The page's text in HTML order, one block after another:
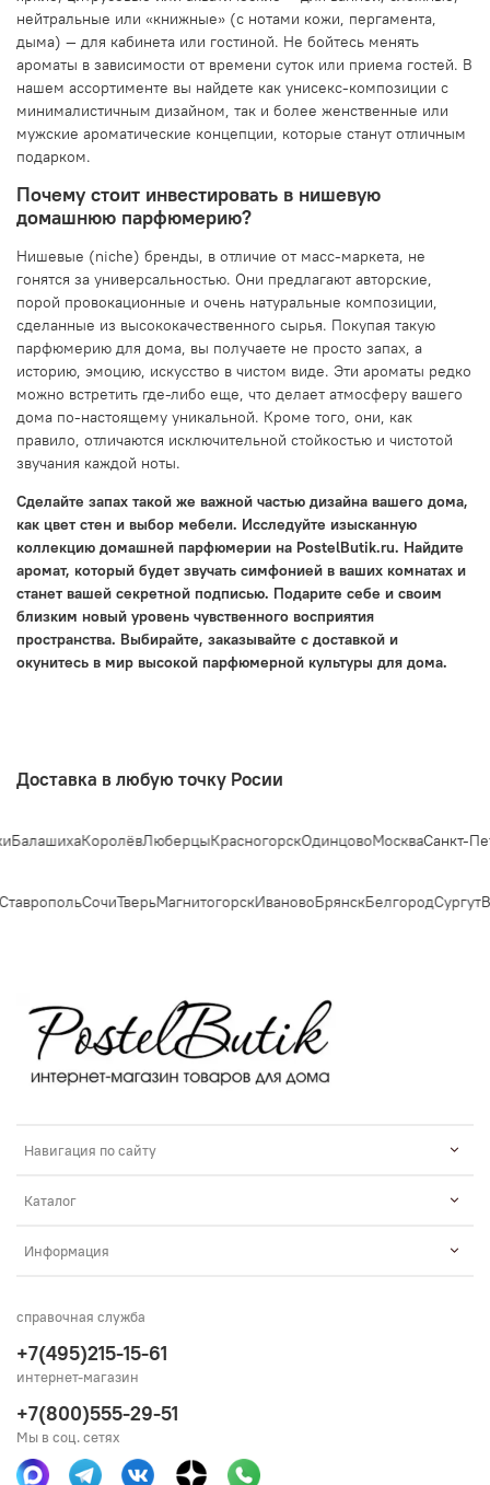
нейтральные или «книжные» (с нотами кожи, пергамента,
дыма) — для кабинета или гостиной. Не бойтесь менять
ароматы в зависимости от времени суток или приема гостей. В
нашем ассортименте вы найдете как унисекс-композиции с
минималистичным дизайном, так и более женственные или
мужские ароматические концепции, которые станут отличным
подарком.
Почему стоит инвестировать в нишевую
домашнюю парфюмерию?
Нишевые (niche) бренды, в отличие от масс-маркета, не
гонятся за универсальностью. Они предлагают авторские,
порой провокационные и очень натуральные композиции,
сделанные из высококачественного сырья. Покупая такую
парфюмерию для дома, вы получаете не просто запах, а
историю, эмоцию, искусство в чистом виде. Эти ароматы редко
можно встретить где-либо еще, что делает атмосферу вашего
дома по-настоящему уникальной. Кроме того, они, как
правило, отличаются исключительной стойкостью и чистотой
звучания каждой ноты.
Сделайте запах такой же важной частью дизайна вашего дома,
как цвет стен и выбор мебели. Исследуйте изысканную
коллекцию домашней парфюмерии на PostelButik.ru. Найдите
аромат, который будет звучать симфонией в ваших комнатах и
станет вашей секретной подписью. Подарите себе и своим
близким новый уровень чувственного восприятия
пространства. Выбирайте, заказывайте с доставкой и
окунитесь в мир высокой парфюмерной культуры для дома.
Доставка в любую точку Росии
БалашихаКоролёвЛюберцыКрасногорскОдинцовоМоскваСанкт-
СочиТверьМагнитогорскИвановоБрянскБелгородСургут
Навигация по сайту
Каталог
Информация
справочная служба
+7(495)215-15-61
интернет-магазин
+7(800)555-29-51
Мы в соц. сетях